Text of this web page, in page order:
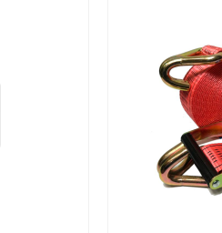
Отправлено - 2026-
Количество заказов